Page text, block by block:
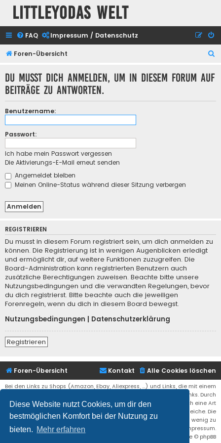
Diese Website nutzt Cookies, um dir den
bestmöglichen Komfort bei der Nutzung zu
bieten. Mehr erfahren
Littleyodas Welt
FAQ Impressum / Datenschutz
Foren-Übersicht
Du musst dich anmelden, um in diesem Forum auf
Beiträge zu antworten.
Benutzername:
Passwort:
Ich habe mein Passwort vergessen
Die Aktivierungs-E-Mail erneut senden
Angemeldet bleiben
Meinen Online-Status während dieser Sitzung verbergen
REGISTRIEREN
Du musst in diesem Forum registriert sein, um dich anmelden zu
können. Die Registrierung ist in wenigen Augenblicken erledigt
und ermöglicht dir, auf weitere Funktionen zuzugreifen. Die
Board-Administration kann registrierten Benutzern auch
zusätzliche Berechtigungen zuweisen. Beachte bitte unsere
Nutzungsbedingungen und die verwandten Regelungen, bevor
du dich registrierst. Bitte beachte auch die jeweiligen
Forenregeln, wenn du dich in diesem Board bewegst.
Nutzungsbedingungen
Datenschutzerklärung
Registrieren
Foren-Übersicht Alle Cookies löschen
Kontakt
Bei den Links zu Shops (Amazon, Ebay, Aliexpress, ...) und Links, die mit einem
Stern (*) markiert sind, kann es sich um sogenannte Affiliate Links. Durch
den Kauf eines Produktes über einen Affiliate Link erhälte ich eine Art
Umsatzbeteiligung gutgeschrieben. Für euch bleibt der Preis der gleiche. Die
Einnahmen helfen die Hostgebühren für diese Webseite ein wenig zu
reduzieren. Siehe auch das Impressum.
® Forum Software © phpBB